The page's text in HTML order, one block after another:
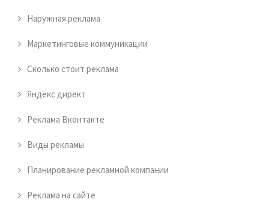
Наружная реклама
Маркетинговые коммуникации
Сколько стоит реклама
Яндекс директ
Реклама Вконтакте
Виды рекламы
Планирование рекламной компании
Реклама на сайте